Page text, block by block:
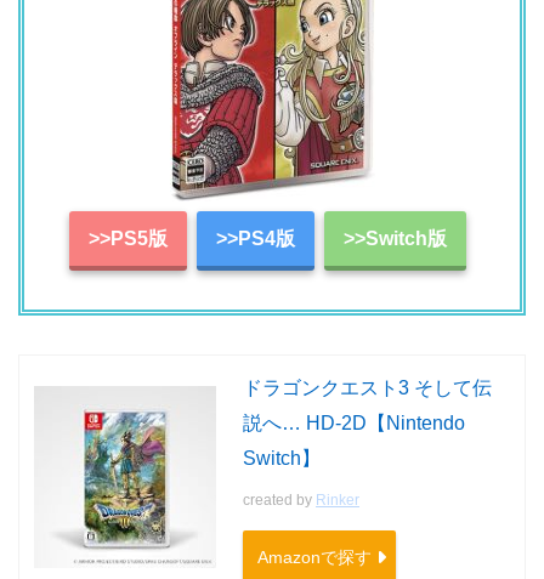
>>PS5版 >>PS4版 >>Switch版
ドラゴンクエスト3 そして伝
説へ… HD-2D【Nintendo
Switch】
created by Rinker
Amazonで探す